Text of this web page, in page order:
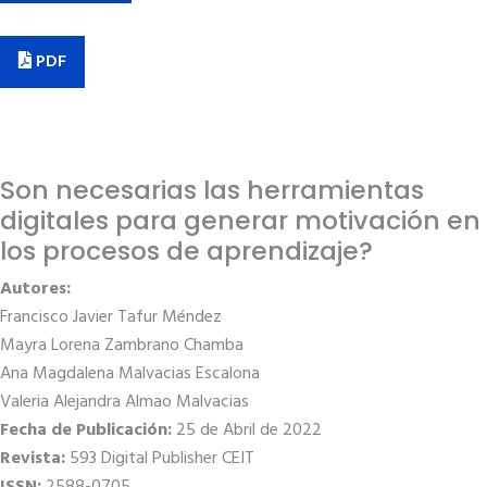
PDF
Son necesarias las herramientas
digitales para generar motivación en
los procesos de aprendizaje?
Autores:
Francisco Javier Tafur Méndez
Mayra Lorena Zambrano Chamba
Ana Magdalena Malvacias Escalona
Valeria Alejandra Almao Malvacias
Fecha de Publicación:25 de Abril de 2022
Revista:593 Digital Publisher CEIT